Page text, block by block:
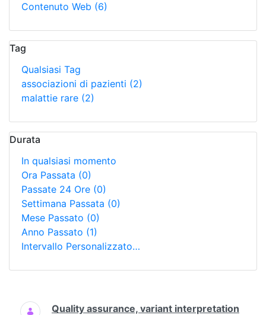
Contenuto Web (6)
Tag
Qualsiasi Tag
associazioni di pazienti (2)
malattie rare (2)
Durata
In qualsiasi momento
Ora Passata (0)
Passate 24 Ore (0)
Settimana Passata (0)
Mese Passato (0)
Anno Passato (1)
Intervallo Personalizzato…
Ricerca
Quality assurance, variant interpretation